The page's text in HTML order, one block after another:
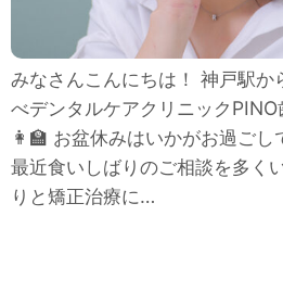
みなさんこんにちは！ 神戸駅か
べデンタルケアクリニック
👩‍🏫 お盆休みはいかがお過ご
最近食いしばりのご相談を多く
りと矯正治療に…